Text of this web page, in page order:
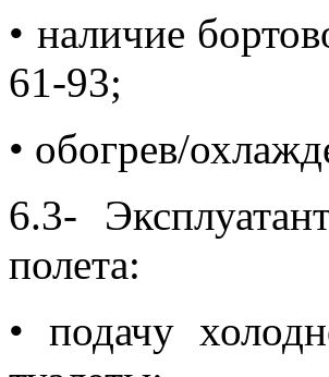
• наличие
61-93;
• обогрев/
6.3-
полета:
• подачу